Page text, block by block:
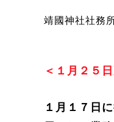
靖國神社社務
＜１月２５
１月１７日